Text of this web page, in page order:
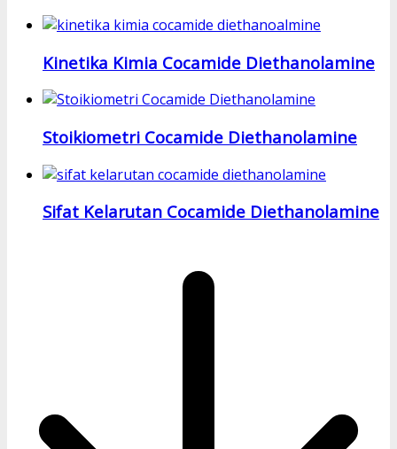
Kinetika Kimia Cocamide Diethanolamine
Stoikiometri Cocamide Diethanolamine
Sifat Kelarutan Cocamide Diethanolamine